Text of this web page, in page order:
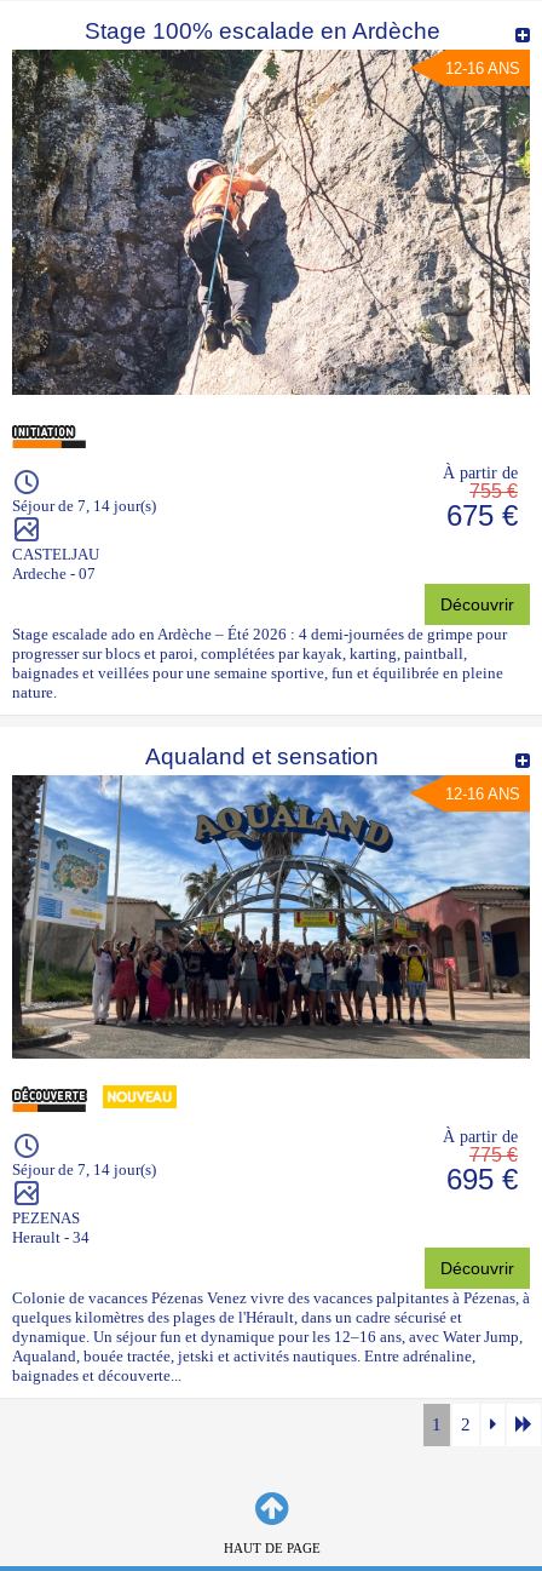
Stage 100% escalade en Ardèche
12-16 ANS
Séjour de 7, 14 jour(s)
CASTELJAU
Ardeche - 07
À partir de
755 €
675 €
Découvrir
Stage escalade ado en Ardèche – Été 2026 : 4 demi-journées de grimpe pour
progresser sur blocs et paroi, complétées par kayak, karting, paintball,
baignades et veillées pour une semaine sportive, fun et équilibrée en pleine
nature.
Aqualand et sensation
12-16 ANS
Séjour de 7, 14 jour(s)
PEZENAS
Herault - 34
À partir de
775 €
695 €
Découvrir
Colonie de vacances Pézenas Venez vivre des vacances palpitantes à Pézenas, à
quelques kilomètres des plages de l'Hérault, dans un cadre sécurisé et
dynamique. Un séjour fun et dynamique pour les 12–16 ans, avec Water Jump,
Aqualand, bouée tractée, jetski et activités nautiques. Entre adrénaline,
baignades et découverte...
1 2
HAUT DE PAGE